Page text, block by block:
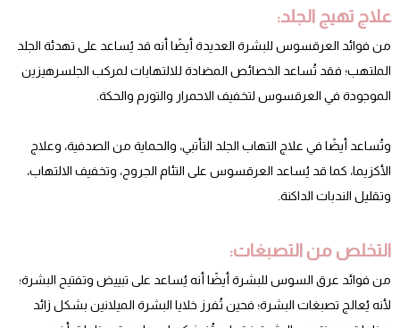
علاج تهيج الجلد:
من فوائد العرقسوس للبشرة العديدة أيضًا أنه قد يُساعد على تهدئة الجلد
الملتهب؛ فقد تُساعد الخصائص المضادة للالتهابات لمركب الجلسرهيزين
الموجودة في العرقسوس لتخفيف الاحمرار والتورم والحكة.
وتُساعد أيضًا في علاج التهاب الجلد التأتبي، والحماية من الصدفية، وعلاج
الأكزيما، كما قد يُساعد العرقسوس على التئام الجروح، وتخفيف الالتهاب،
وتقليل الندبات الداكنة.
التخلص من التصبغات:
من فوائد عرق السوس للبشرة أيضًا أنه يُساعد على تبييض وتفتيح البشرة؛
لأنه يُعالج تصبغات البشرة؛ فحين تُفرز خلايا البشرة الميلانين بشكل زائد